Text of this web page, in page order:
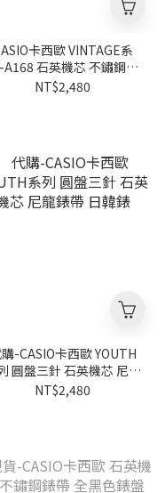
卡西歐 VINTAGE系
A168 石英機芯 不鏽鋼錶
帶 黑色錶盤 黑魂 手錶
NT$2,480
-CASIO卡西歐 YOUTH
圓盤三針 石英機芯 尼龍
錶帶 日韓錶
NT$2,480